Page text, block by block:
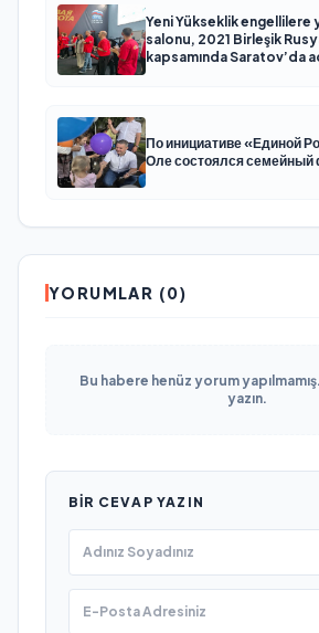
Yeni Yükseklik
salonu, 2021 Birleşik
kapsamında Saratov’da
По инициативе «Единой
Оле состоялся семейный
YORUMLAR (0)
Bu habere henüz yorum
yazın.
BIR CEVAP YAZIN